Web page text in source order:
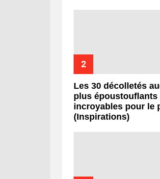
Les 30 décolletés
plus
incroyables pour le
(Inspirations)